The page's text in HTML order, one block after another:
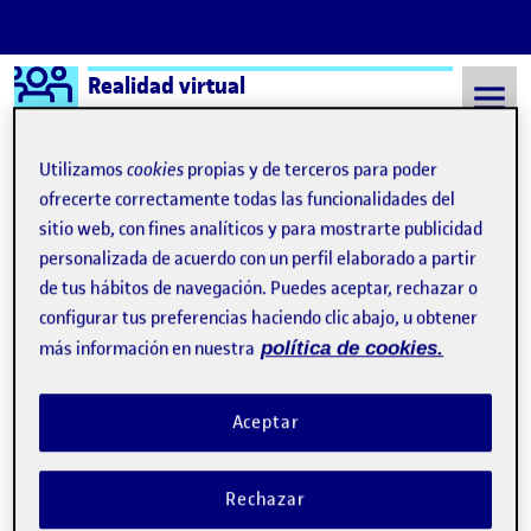
Saltar al contenido
Logo Ágora
Realidad virtual
Semestre 20221 - Aula 1 Interfaces
Interfaces
Publicado por
Jose Soler Martinez
Fecha de publicación5 diciembre, 2022 1:09 am
comentarioen PeC 05: Reflexión sobre el
La realidad aumentada ha sufrido su máxima expansión en la
sociedad en los últimos años gracias a los dispositivos móviles (y
otros dispositivos, algo más especializados), debido a su
ejecución por parte de los usuarios, debido a la variedad de
Utilizamoscookies propias y de terceros para poder
ofrecerte correctamente todas las funcionalidades del
sitio web, con fines analíticos y para mostrarte publicidad
personalizada de acuerdo con un perfil elaborado a partir
de tus hábitos de navegación. Puedes aceptar, rechazar o
configurar tus preferencias haciendo clic abajo, u obtener
más información en nuestra política de cookies.
Rechazar
Aceptar